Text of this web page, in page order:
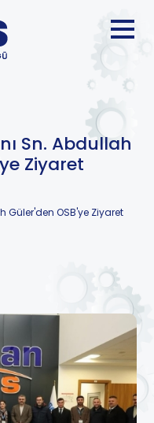
Sn. Abdullah
Ziyaret
Güler'den OSB'ye Ziyaret